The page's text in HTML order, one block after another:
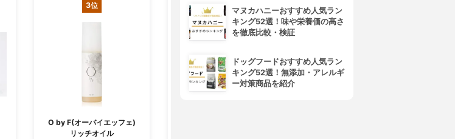
3位
O by F(オーバイエッフェ)
リッチオイル
4位
マヌカハニーおすすめ人気ラン
キング52選！味や栄養価の高さ
を徹底比較・検証
ドッグフードおすすめ人気ラン
キング52選！無添加・アレルギ
ー対策商品を紹介